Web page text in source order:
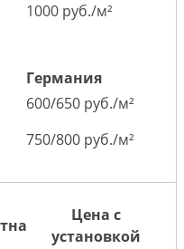
1000 руб./м²
Германия
600/650 руб./м²
750/800 руб./м²
Цена с
установкой